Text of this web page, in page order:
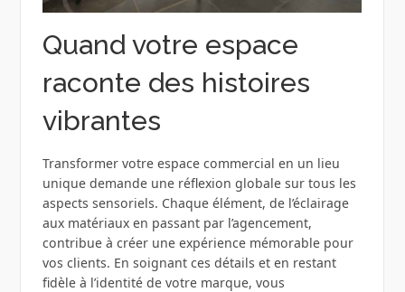
Quand votre espace
raconte des histoires
vibrantes
Transformer votre espace commercial en un lieu
unique demande une réflexion globale sur tous les
aspects sensoriels. Chaque élément, de l’éclairage
aux matériaux en passant par l’agencement,
contribue à créer une expérience mémorable pour
vos clients. En soignant ces détails et en restant
fidèle à l’identité de votre marque, vous